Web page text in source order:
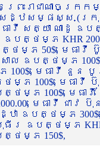
នៃព្រះរាជាណាច
ន សេដ្ឋសម្ផស្ស
វី សត្យា ណាដូ ឧបត្
ឧបត្ថម្ភ KHR
ថម្ភ 50$, មេធា
សាល ឧបត្ថម្ភ
100$, មេធាវី នួន
ម្ភ 100$, មេធា
ថម្ភ 100$, មេធា
មេធាវី ជ
ឋា ឧបត្ថម្ភ
បត្ថម្ភ KHR
ត្ថម្ភ 150$,